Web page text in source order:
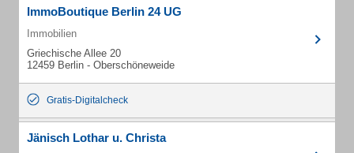
ImmoBoutique Berlin 24 UG
Immobilien
Griechische Allee 20
12459 Berlin - Oberschöneweide
Gratis-Digitalcheck
Jänisch Lothar u. Christa